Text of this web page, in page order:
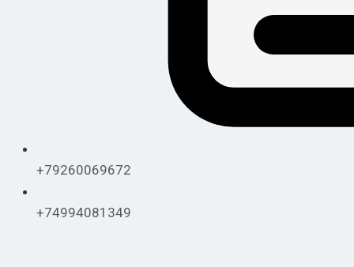
+79260069672
+74994081349